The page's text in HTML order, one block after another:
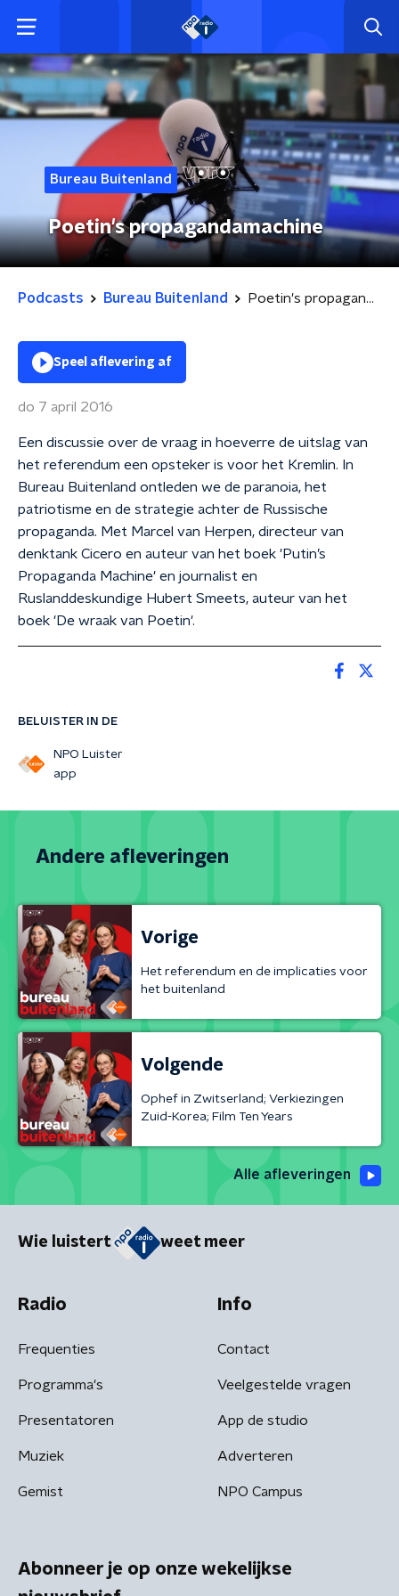
Bureau Buitenland
Poetin's propagandamachine
Podcasts Bureau Buitenland Poetin's propagandamachine
BELUISTER IN DE
NPO Luister
app
Speel aflevering af
do 7 april 2016
Een discussie over de vraag in hoeverre de uitslag van
het referendum een opsteker is voor het Kremlin. In
Bureau Buitenland ontleden we de paranoia, het
patriotisme en de strategie achter de Russische
propaganda. Met Marcel van Herpen, directeur van
denktank Cicero en auteur van het boek 'Putin’s
Propaganda Machine' en journalist en
Ruslanddeskundige Hubert Smeets, auteur van het
boek 'De wraak van Poetin'.
Andere afleveringen
Vorige
Het referendum en de implicaties voor
het buitenland
Volgende
Ophef in Zwitserland; Verkiezingen
Zuid-Korea; Film Ten Years
Alle afleveringen
Wie luistert weet meer
Radio
Frequenties
Programma's
Presentatoren
Muziek
Gemist
Info
Contact
Veelgestelde vragen
App de studio
Adverteren
NPO Campus
Abonneer je op onze wekelijkse